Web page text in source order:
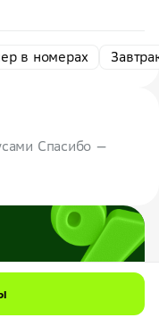
в номерах
Спасибо —